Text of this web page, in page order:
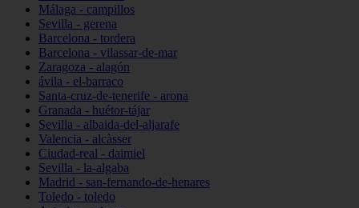
Málaga - campillos
Sevilla - gerena
Barcelona - tordera
Barcelona - vilassar-de-mar
Zaragoza - alagón
ávila - el-barraco
Santa-cruz-de-tenerife - arona
Granada - huétor-tájar
Sevilla - albaida-del-aljarafe
Valencia - alcàsser
Ciudad-real - daimiel
Sevilla - la-algaba
Madrid - san-fernando-de-henares
Toledo - toledo